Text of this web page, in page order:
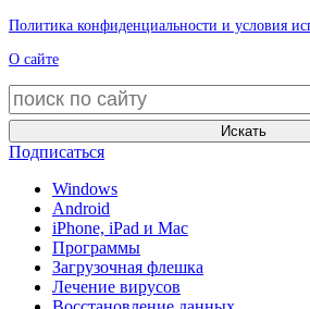
Политика конфиденциальности и условия
О сайте
Искать
Подписаться
Windows
Android
iPhone, iPad и Mac
Программы
Загрузочная флешка
Лечение вирусов